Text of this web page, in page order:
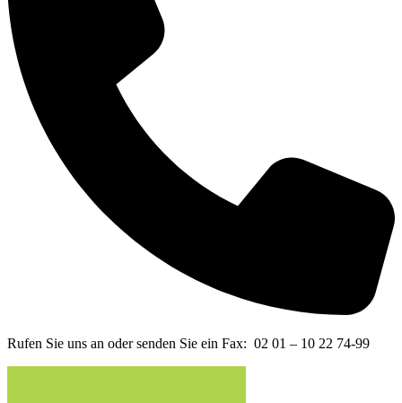
Rufen Sie uns an oder senden Sie ein Fax: 02 01 – 10 22 74-99